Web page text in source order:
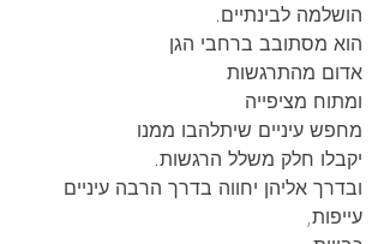
הושלמה לבינתיים.
הוא מסתובב ברחבי הגן
אדום מהתרגשות
ומתוח מציפייה
מחפש עיניים שיתלהבו ממנו
יקבלו חלק משלל הרגשות.
ובדרך אליהן יחווה בדרך הרבה עיניים
עייפות,